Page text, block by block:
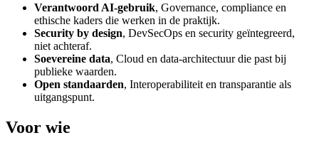
Verantwoord AI-gebruik, Governance, compliance en
ethische kaders die werken in de praktijk.
Security by design, DevSecOps en security geïntegreerd,
niet achteraf.
Soevereine data, Cloud en data-architectuur die past bij
publieke waarden.
Open standaarden, Interoperabiliteit en transparantie als
uitgangspunt.
Voor wie